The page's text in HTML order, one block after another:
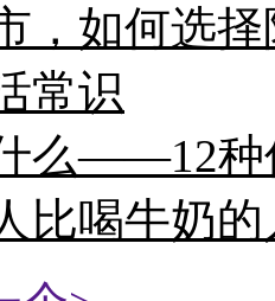
，如何选
常识
么——12种
比喝牛奶